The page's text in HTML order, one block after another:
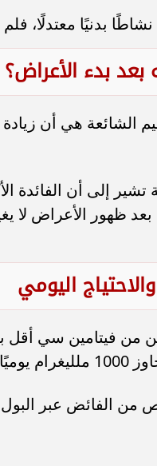
بدنيًا معتدلًا، فلم
بدء الأعراض؟
الشائعة هي أن
إلى أن الفائدة
بعد ظهور الأعراض
اليومي
من فيتامين سي
من الفائض عبر